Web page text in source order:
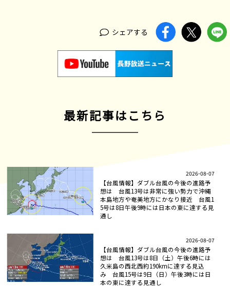
シェアする
最新記事はこちら
2026-08-07
【台風情報】ダブル台風の今後の進路予
想は 台風13号は非常に強い勢力で沖縄
本島地方や奄美地方にかなり接近 台風1
5号は8日午後9時には日本の東に達する見
通し
2026-08-07
【台風情報】ダブル台風の今後の進路予
想は 台風13号は8日（土）午後6時には
久米島の西北西約190kmに達する見込
み 台風15号は9日（日）午後3時には日
本の東に達する見通し